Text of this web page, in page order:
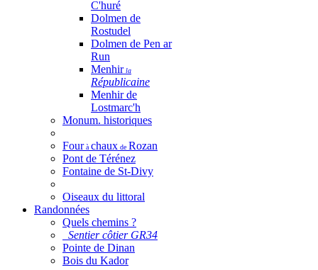
C'huré
Dolmen de
Rostudel
Dolmen de Pen ar
Run
Menhirla
Républicaine
Menhir de
Lostmarc'h
Monum. historiques
Fourà chaux de Rozan
Pont de Térénez
Fontaine de St-Divy
Oiseaux du littoral
Randonnées
Quels chemins ?
Sentier côtier GR34
Pointe de Dinan
Bois du Kador